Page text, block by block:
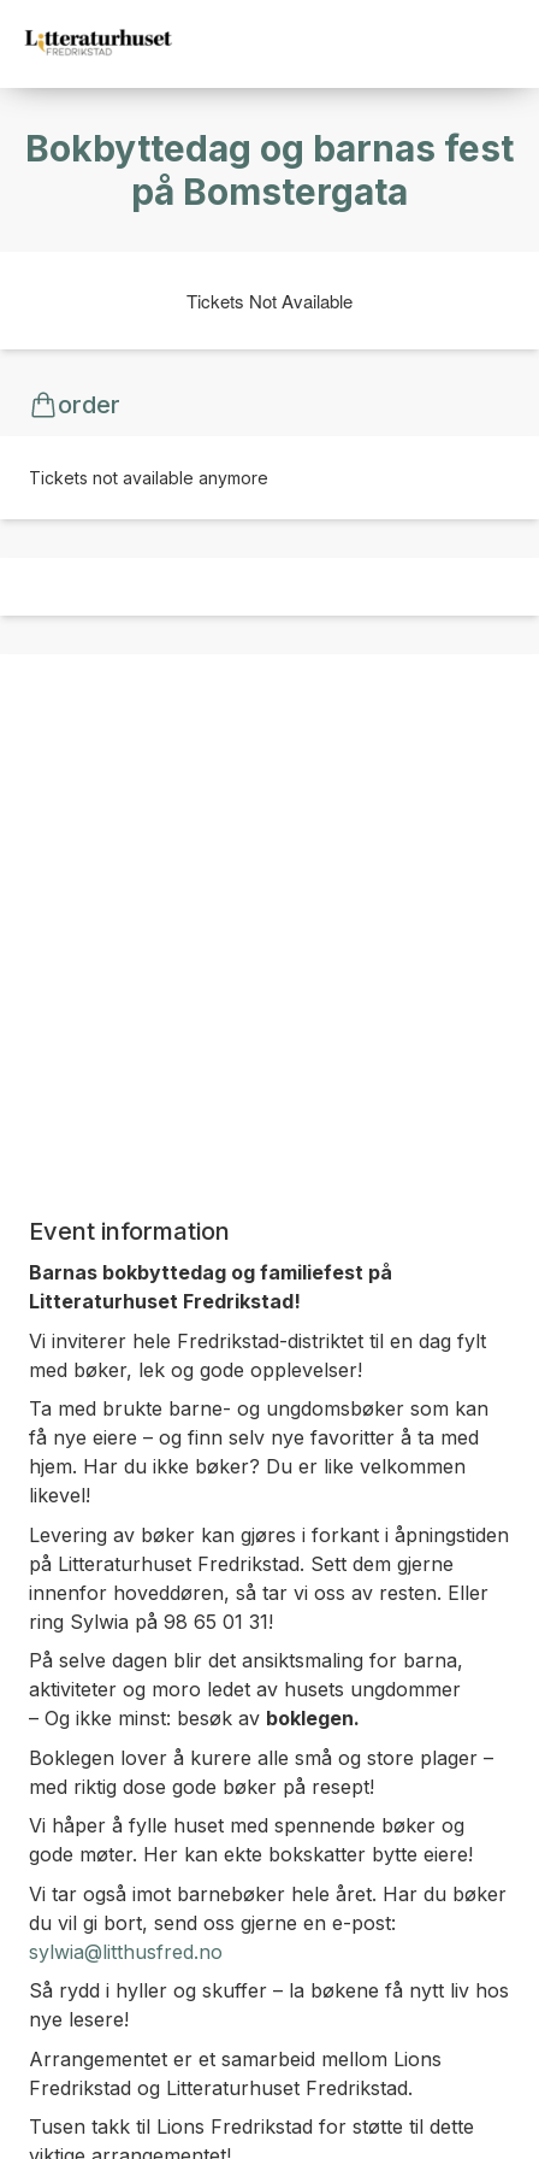
Bokbyttedag og barnas fest
på Bomstergata
Tickets Not Available
order
Tickets not available anymore
Event information
Barnas bokbyttedag og familiefest på
Litteraturhuset Fredrikstad!
Vi inviterer hele Fredrikstad-distriktet til en dag fylt
med bøker, lek og gode opplevelser!
Ta med brukte barne- og ungdomsbøker som kan
få nye eiere – og finn selv nye favoritter å ta med
hjem. Har du ikke bøker? Du er like velkommen
likevel!
Levering av bøker kan gjøres i forkant i åpningstiden
på Litteraturhuset Fredrikstad. Sett dem gjerne
innenfor hoveddøren, så tar vi oss av resten. Eller
ring Sylwia på 98 65 01 31!
På selve dagen blir det ansiktsmaling for barna,
aktiviteter og moro ledet av husets ungdommer
– Og ikke minst: besøk av boklegen.
Boklegen lover å kurere alle små og store plager –
med riktig dose gode bøker på resept!
Vi håper å fylle huset med spennende bøker og
gode møter. Her kan ekte bokskatter bytte eiere!
Vi tar også imot barnebøker hele året. Har du bøker
du vil gi bort, send oss gjerne en e-post:
sylwia@litthusfred.no
Så rydd i hyller og skuffer – la bøkene få nytt liv hos
nye lesere!
Arrangementet er et samarbeid mellom Lions
Fredrikstad og Litteraturhuset Fredrikstad.
Tusen takk til Lions Fredrikstad for støtte til dette